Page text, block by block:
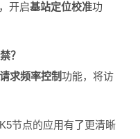
开启基站定位校准功
？
请求频率控制功能，将访
节点的应用有了更清晰